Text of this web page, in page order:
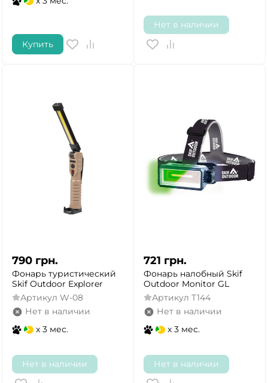
Купить
Нет в наличии
790 грн.
Фонарь туристический
Skif Outdoor Explorer
Артикул W-08
Нет в наличии
x 3 мес.
Нет в наличии
721 грн.
Фонарь налобный Skif
Outdoor Monitor GL
Артикул T144
Нет в наличии
x 3 мес.
Нет в наличии